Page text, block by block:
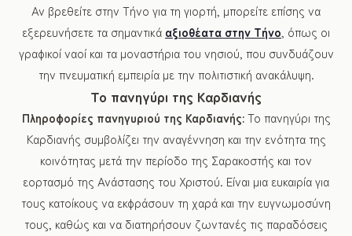
Αν βρεθείτε στην Τήνο για τη γιορτή, μπορείτε επίσης να
εξερευνήσετε τα σημαντικά αξιοθέατα στην Τήνο , όπως οι
γραφικοί ναοί και τα μοναστήρια του νησιού, που συνδυάζουν
την πνευματική εμπειρία με την πολιτιστική ανακάλυψη.
Το πανηγύρι της Καρδιανής
Πληροφορίες πανηγυριού της Καρδιανής:Το πανηγύρι της
Καρδιανής συμβολίζει την αναγέννηση και την ενότητα της
κοινότητας μετά την περίοδο της Σαρακοστής και τον
εορτασμό της Ανάστασης του Χριστού. Είναι μια ευκαιρία για
τους κατοίκους να εκφράσουν τη χαρά και την ευγνωμοσύνη
τους, καθώς και να διατηρήσουν ζωντανές τις παραδόσεις